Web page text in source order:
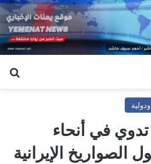
في أنحاء
الصواريخ الإيرانية